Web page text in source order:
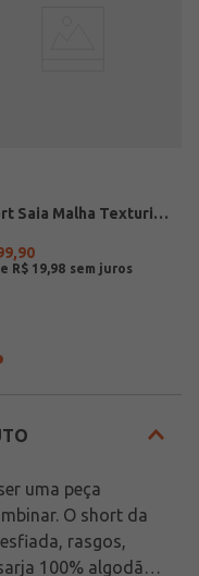
Short Saia Malha Texturizada Feminina AMARELO
,90
R$ 19 98
uma peça
O short da
rasgos,
100% algodão